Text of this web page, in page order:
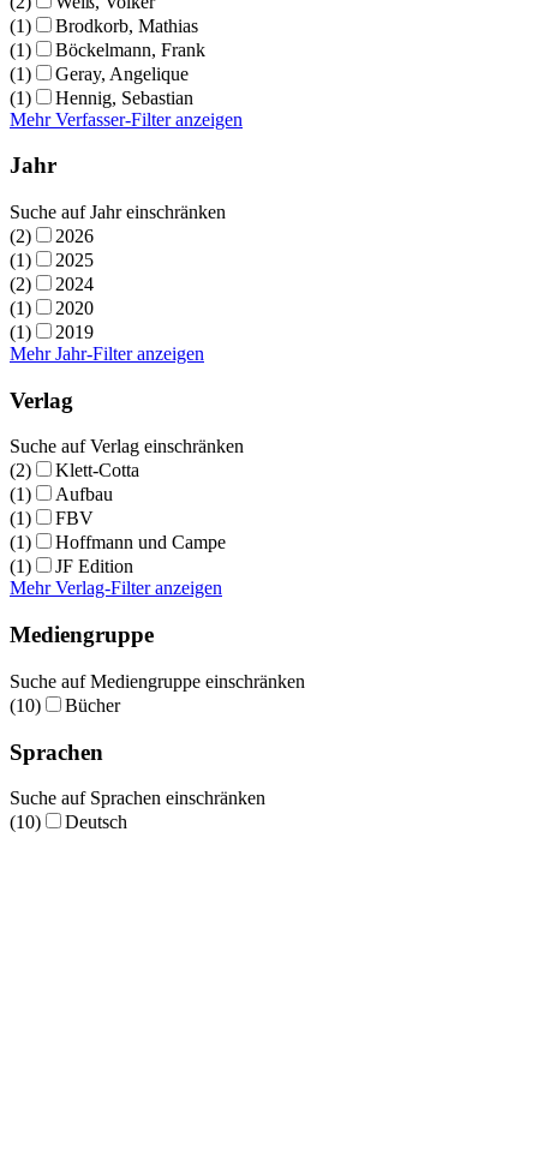
(1)
Brodkorb, Mathias
(1)
Böckelmann, Frank
(1)
Geray, Angelique
(1)
Hennig, Sebastian
Mehr Verfasser-Filter anzeigen
Jahr
Suche auf Jahr einschränken
(2)
2026
(1)
2025
(2)
2024
(1)
2020
(1)
2019
Mehr Jahr-Filter anzeigen
Verlag
Suche auf Verlag einschränken
(2)
Klett-Cotta
(1)
Aufbau
(1)
FBV
(1)
Hoffmann und Campe
(1)
JF Edition
Mehr Verlag-Filter anzeigen
Mediengruppe
Suche auf Mediengruppe einschränken
(10)
Bücher
Sprachen
Suche auf Sprachen einschränken
(10)
Deutsch